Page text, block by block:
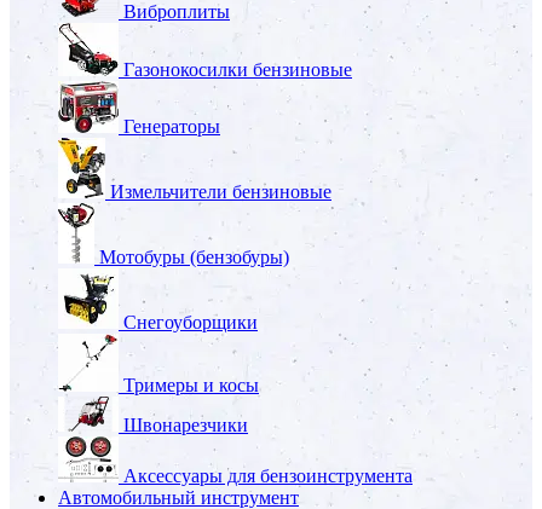
Виброплиты
Газонокосилки бензиновые
Генераторы
Измельчители бензиновые
Мотобуры (бензобуры)
Снегоуборщики
Тримеры и косы
Швонарезчики
Аксессуары для бензоинструмента
Автомобильный инструмент